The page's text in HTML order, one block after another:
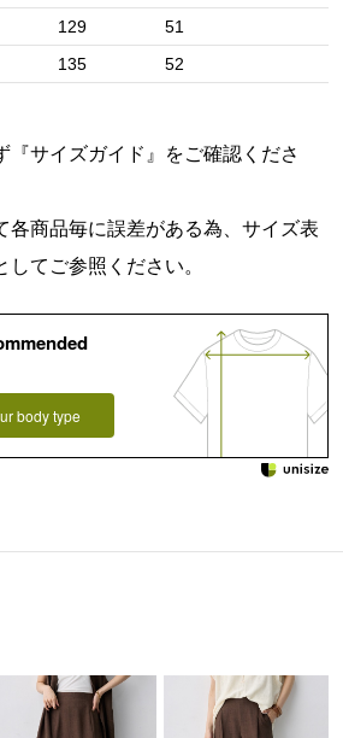
129
51
135 52
『サイズガイド 』をご確認くださ
商品毎に誤差がある為、サイズ表
てご参照ください。
body type